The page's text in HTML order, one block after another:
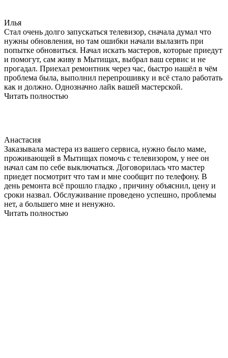
Илья
Стал очень долго запускаться телевизор, сначала думал что
нужны обновления, но там ошибки начали вылазить при
попытке обновиться. Начал искать мастеров, которые приедут
и помогут, сам живу в Мытищах, выбрал ваш сервис и не
прогадал. Приехал ремонтник через час, быстро нашёл в чём
проблема была, выполнил перепрошивку и всё стало работать
как и должно. Однозначно лайк вашей мастерской.
Читать полностью
Анастасия
Заказывала мастера из вашего сервиса, нужно было маме,
проживающей в Мытищах помочь с телевизором, у нее он
начал сам по себе выключаться. Договорилась что мастер
приедет посмотрит что там и мне сообщит по телефону. В
день ремонта всё прошло гладко , причину объяснил, цену и
сроки назвал. Обслуживание проведено успешно, проблемы
нет, а большего мне и ненужно.
Читать полностью